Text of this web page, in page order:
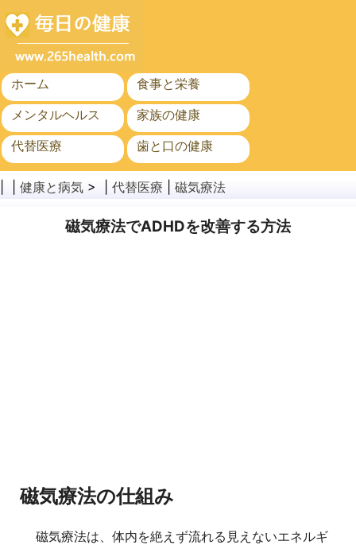
ホーム
食事と栄養
メンタルヘルス
家族の健康
代替医療
歯と口の健康
がん
公衆衛生
健康と病気 > | 代替医療 磁気療法
磁気療法でADHDを改善する方法
磁気療法の仕組み
磁気療法は、体内を絶えず流れる見えないエネルギ